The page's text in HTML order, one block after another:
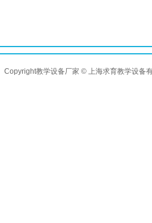
Copyright教学设备厂家 © 上海求育教学设备